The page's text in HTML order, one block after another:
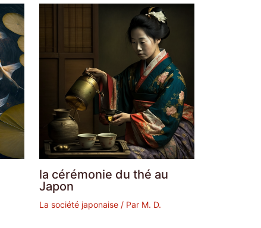
la cérémonie du thé au
Japon
La société japonaise/ Par M. D.